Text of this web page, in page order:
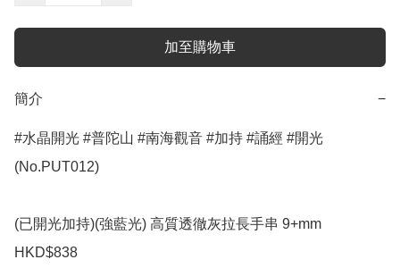
加至購物車
簡介 −
#水晶開光 #普陀山 #南海觀音 #加持 #誦經 #開光
(No.PUT012)
(已開光加持)(強藍光) 高質透徹灰拉長手串 9+mm
HKD$838